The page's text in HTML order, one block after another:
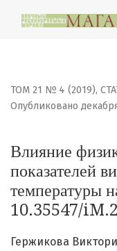
Влияние физико-
ТОМ 21 № 4 (2019),
Влияние
показателей
температуры
10.35547/
Опубликовано
Гержикова